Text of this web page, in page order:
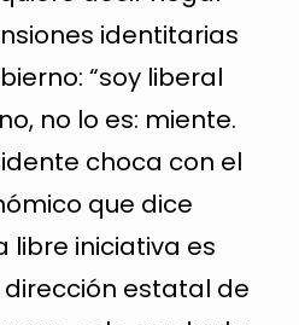
identitarias
“soy liberal
no lo es: miente.
choca con el
que dice
libre iniciativa es
estatal de